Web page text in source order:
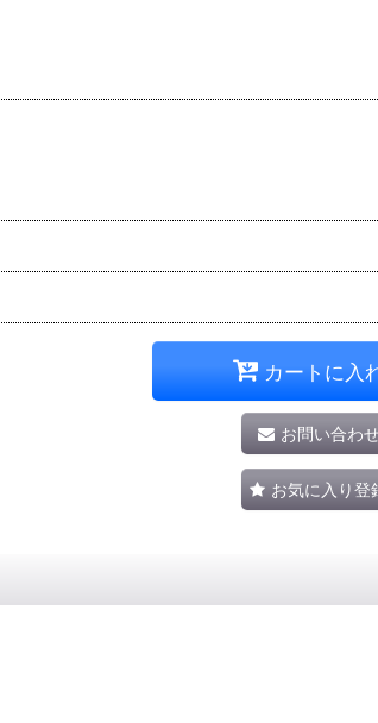
カートに入
お問い合わ
お気に入り登